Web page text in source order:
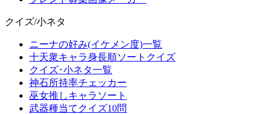
クイズ/小ネタ
ニーナの好み(イケメン度)一覧
十天衆キャラ身長順ソートクイズ
クイズ･小ネタ一覧
神石所持率チェッカー
巫女推しキャラソート
武器種当てクイズ10問